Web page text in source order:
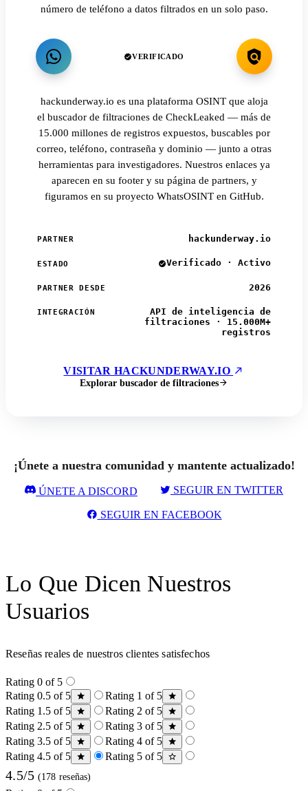
número de teléfono a datos filtrados en un solo paso.
VERIFICADO
hackunderway.io es una plataforma OSINT que aloja
el buscador de filtraciones de CheckLeaked — más de
15.000 millones de registros expuestos, buscables por
correo, teléfono, contraseña y dominio — junto a otras
herramientas para investigadores. Nuestros enlaces ya
aparecen en su footer y su página de partners, y
figuramos en su proyecto WhatsOSINT en GitHub.
PARTNER hackunderway.io
ESTADO Verificado · Activo
PARTNER DESDE 2026
INTEGRACIÓN
API de inteligencia de
filtraciones · 15.000M+
registros
VISITAR HACKUNDERWAY.IO
Explorar buscador de filtraciones
¡Únete a nuestra comunidad y mantente actualizado!
ÚNETE A DISCORD SEGUIR EN TWITTER
SEGUIR EN FACEBOOK
Lo Que Dicen Nuestros
Usuarios
Reseñas reales de nuestros clientes satisfechos
Rating 0 of 5
Rating 0.5 of 5
Rating 1 of 5
Rating 1.5 of 5
Rating 2 of 5
Rating 2.5 of 5
Rating 3 of 5
Rating 3.5 of 5
Rating 4 of 5
Rating 4.5 of 5
Rating 5 of 5
4.5/5 (178 reseñas)